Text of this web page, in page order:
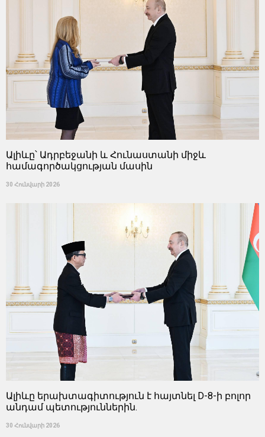
Ալիևը՝ Ադրբեջանի և Հունաստանի միջև
համագործակցության մասին
30 Հունվարի 2026
Ալիևը երախտագիտություն է հայտնել D-8-ի բոլոր
անդամ պետություններին.
30 Հունվարի 2026